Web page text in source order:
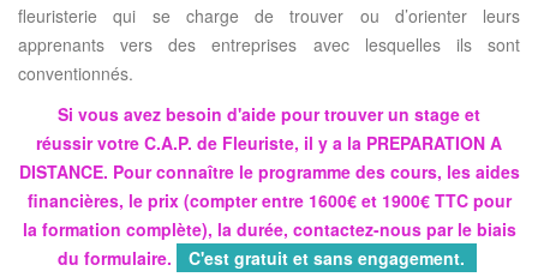
fleuristerie qui se charge de trouver ou d’orienter leurs
apprenants vers des entreprises avec lesquelles ils sont
conventionnés.
Si vous avez besoin d'aide pour trouver un stage et
réussir votre C.A.P. de Fleuriste, il y a la PREPARATION A
DISTANCE. Pour connaître le programme des cours, les aides
financières, le prix (compter entre 1600€ et 1900€ TTC pour
la formation complète), la durée, contactez-nous par le biais
du formulaire.
C'est gratuit et sans engagement.